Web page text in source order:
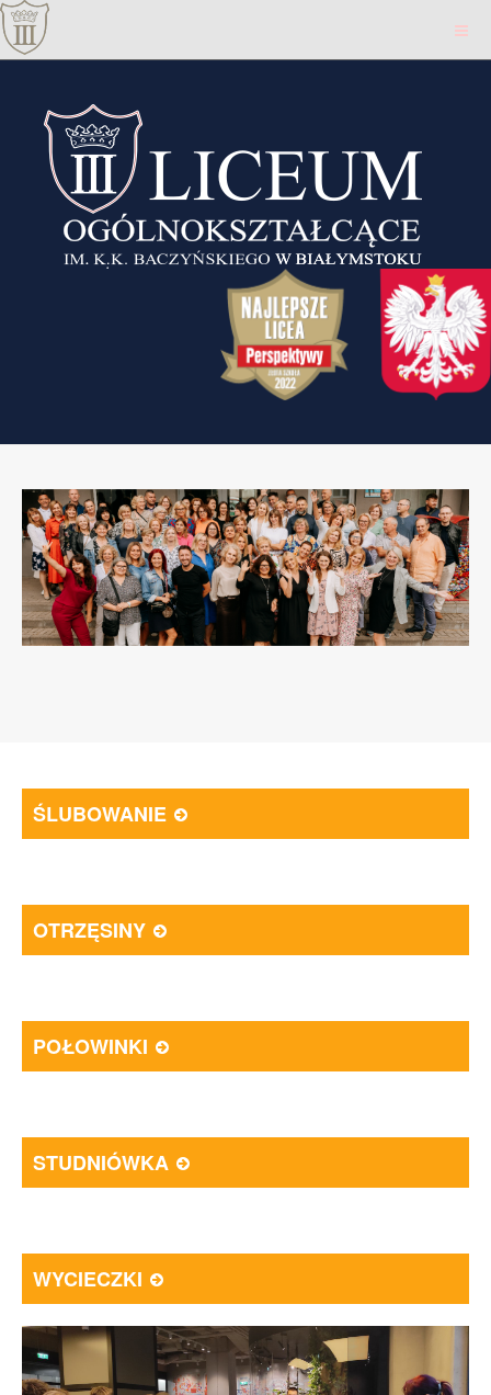
ŚLUBOWANIE
OTRZĘSINY
POŁOWINKI
STUDNIÓWKA
WYCIECZKI